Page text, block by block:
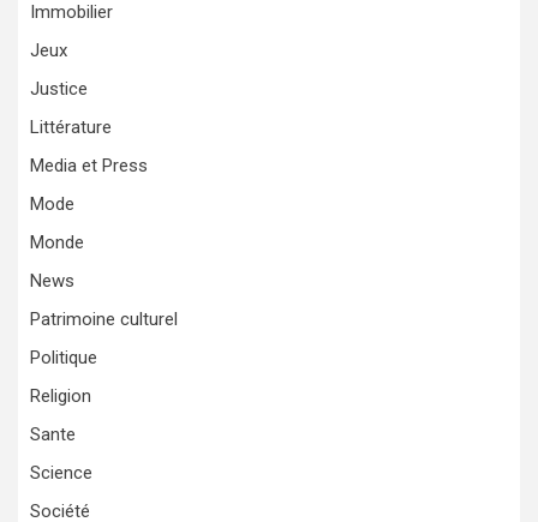
Immobilier
Jeux
Justice
Littérature
Media et Press
Mode
Monde
News
Patrimoine culturel
Politique
Religion
Sante
Science
Société